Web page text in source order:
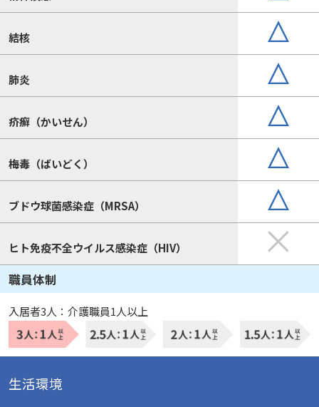
結核
肺炎
疥癬（かいせん）
梅毒（ばいどく）
ブドウ球菌感染症（MRSA）
ヒト免疫不全ウイルス感染症（HIV）
職員体制
入居者3人：介護職員1人以上
生活環境